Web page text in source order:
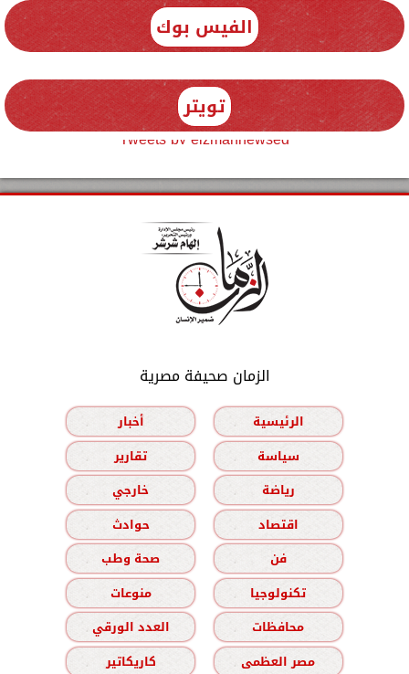
الفيس بوك
تويتر
Tweets by elzmannewseg
الزمان صحيفة مصرية
الرئيسية
أخبار
سياسة
تقارير
رياضة
خارجي
اقتصاد
حوادث
فن
صحة وطب
تكنولوجيا
منوعات
محافظات
العدد الورقي
مصر العظمى
كاريكاتير